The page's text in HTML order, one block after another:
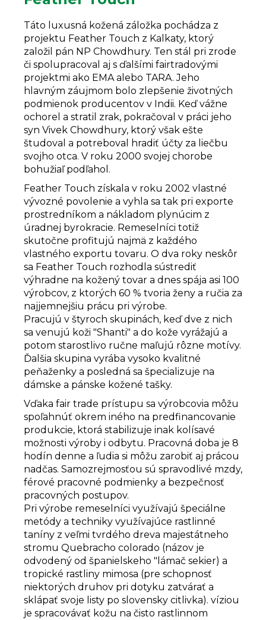
Táto luxusná kožená záložka pochádza z
projektu Feather Touch z Kalkaty, ktorý
založil pán NP Chowdhury. Ten stál pri zrode
či spolupracoval aj s ďalšími fairtradovými
projektmi ako EMA alebo TARA. Jeho
hlavným záujmom bolo zlepšenie životných
podmienok producentov v Indii. Keď vážne
ochorel a stratil zrak, pokračoval v práci jeho
syn Vivek Chowdhury, ktorý však ešte
študoval a potreboval hradiť účty za liečbu
svojho otca. V roku 2000 svojej chorobe
bohužiaľ podľahol.
Feather Touch získala v roku 2002 vlastné
vývozné povolenie a vyhla sa tak pri exporte
prostredníkom a nákladom plynúcim z
úradnej byrokracie. Remeselníci totiž
skutočne profitujú najmä z každého
vlastného exportu tovaru. O dva roky neskôr
sa Feather Touch rozhodla sústrediť
výhradne na kožený tovar a dnes spája asi 100
výrobcov, z ktorých 60 % tvoria ženy a ručia za
najjemnejšiu prácu pri výrobe.
Pracujú v štyroch skupinách, keď dve z nich
sa venujú koži "Shanti" a do kože vyrážajú a
potom starostlivo ručne maľujú rôzne motívy.
Ďalšia skupina vyrába vysoko kvalitné
peňaženky a posledná sa špecializuje na
dámske a pánske kožené tašky.
Vďaka fair trade prístupu sa výrobcovia môžu
spoľahnúť okrem iného na predfinancovanie
produkcie, ktorá stabilizuje inak kolísavé
možnosti výroby i odbytu. Pracovná doba je 8
hodín denne a ľudia si môžu zarobiť aj prácou
nadčas. Samozrejmosťou sú spravodlivé mzdy,
férové pracovné podmienky a bezpečnosť
pracovných postupov.
Pri výrobe remeselníci využívajú špeciálne
metódy a techniky využívajúce rastlinné
taníny z veľmi tvrdého dreva majestátneho
stromu Quebracho colorado (názov je
odvodený od španielskeho "lámač sekier) a
tropické rastliny mimosa (pre schopnosť
niektorých druhov pri dotyku zatvárať a
sklápať svoje listy po slovensky citlivka). víziou
je spracovávať kožu na čisto rastlinnom